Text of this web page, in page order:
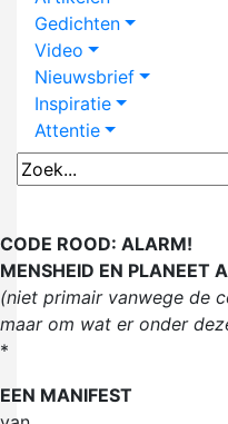
Gedichten
Video
Nieuwsbrief
Inspiratie
Attentie
CODE ROOD: ALARM!
MENSHEID EN PLANEET
(niet primair vanwege de
maar om wat er onder
*
EEN MANIFEST